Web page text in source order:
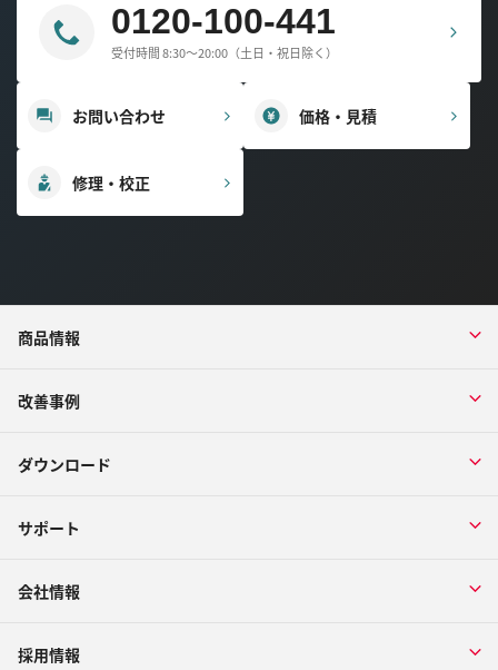
0120-100-441
受付時間 8:30～20:00（土日・祝日除く）
お問い合わせ 価格・見積
修理・校正
商品情報
改善事例
ダウンロード
サポート
会社情報
採用情報